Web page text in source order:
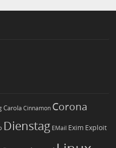
Carola Cinnamon Corona
Dienstag EMail Exim Exploit